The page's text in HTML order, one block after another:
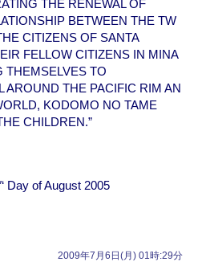
THE RENEWAL OF
BETWEEN THE TW
CITIZENS OF SANTA
FELLOW CITIZENS IN MINA
THEMSELVES TO
AROUND THE PACIFIC RIM AN
KODOMO NO TAME
CHILDREN.”
Day of August 2005
2009年7月6日(月) 01時:29分